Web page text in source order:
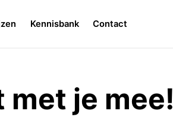
Kennisbank Contact
je mee!